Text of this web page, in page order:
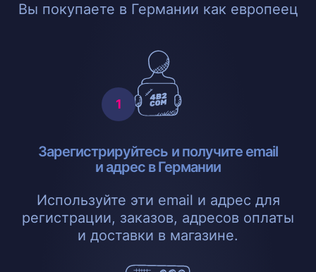
Вы покупаете в Германии как европеец
Зарегистрируйтесь и получите email
и адрес в Германии
Используйте эти email и адрес для
регистрации, заказов, адресов оплаты
и доставки в магазине.